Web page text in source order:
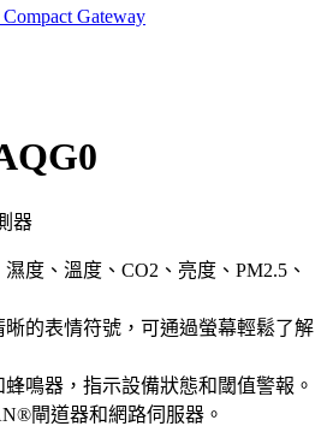
Gateway
器
度、溫度、CO2、亮度、PM2.5、
晰的表情符號，可通過螢幕輕鬆了解
鳴器，指示設備狀態和閾值警報。
閘道器和網路伺服器。